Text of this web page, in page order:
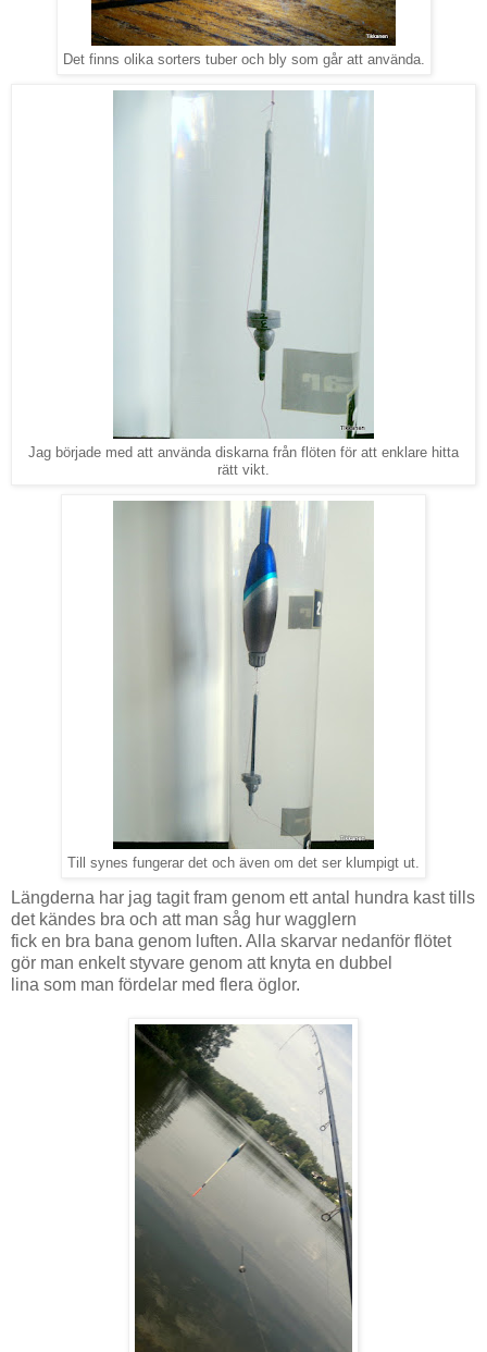
Det finns olika sorters tuber och bly som går att använda.
Jag började med att använda diskarna från flöten för att enklare hitta
rätt vikt.
Till synes fungerar det och även om det ser klumpigt ut.
Längderna har jag tagit fram genom ett antal hundra kast tills
det kändes bra och att man såg hur wagglern
fick en bra bana genom luften. Alla skarvar nedanför flötet
gör man enkelt styvare genom att knyta en dubbel
lina som man fördelar med flera öglor.